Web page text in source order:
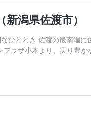
潟県佐渡市）
ひととき 佐渡の最南端
プラザ小木より、実り豊